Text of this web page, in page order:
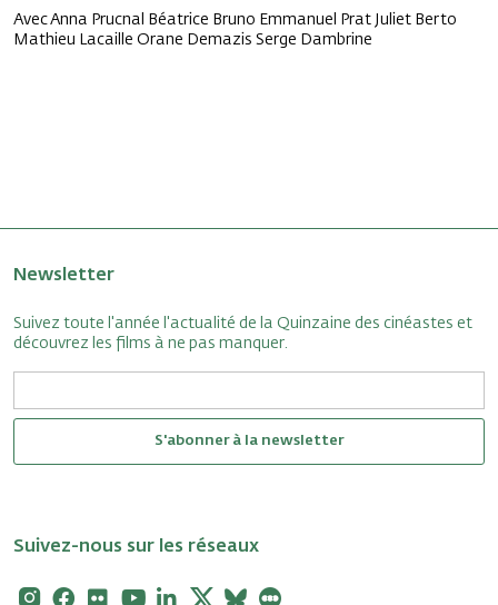
Avec Anna Prucnal Béatrice Bruno Emmanuel Prat Juliet Berto
Mathieu Lacaille Orane Demazis Serge Dambrine
Newsletter
Suivez toute l'année l'actualité de la Quinzaine des cinéastes et
découvrez les films à ne pas manquer.
S'abonner à la newsletter
Suivez-nous sur les réseaux
Instagram
Facebook
FlickrYoutubeLinkedin
X Bluesky